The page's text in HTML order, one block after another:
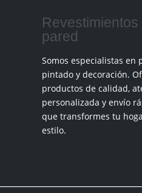
Revestimientos
pared
Somos especialistas en
pintado y decoración.
productos de calidad,
personalizada y envío
que transformes tu
estilo.